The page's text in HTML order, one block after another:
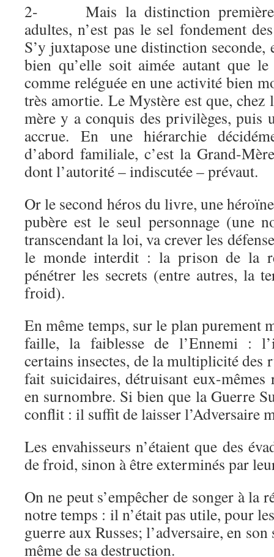
2- Mais la distinction première,
adultes, n’est pas le sel fondement
S’y juxtapose une distinction seconde,
bien qu’elle soit aimée autant que
comme reléguée en une activité bien
très amortie. Le Mystère est que, chez
mère y a conquis des privilèges, puis
accrue. En une hiérarchie
d’abord familiale, c’est la Grand-
dont l’autorité – indiscutée – prévaut.
Or le second héros du livre, une
pubère est le seul personnage (une
transcendant la loi, va crever les
le monde interdit : la prison de la
pénétrer les secrets (entre autres, la
froid).
En même temps, sur le plan purement
faille, la faiblesse de l’Ennemi :
certains insectes, de la multiplicité des
fait suicidaires, détruisant eux-mêmes
en surnombre. Si bien que la Guerre
conflit : il suffit de laisser l’Adversaire
Les envahisseurs n’étaient que des
de froid, sinon à être exterminés par
On ne peut s’empêcher de songer à la
notre temps : il n’était pas utile, pour
guerre aux Russes; l’adversaire, en
même de sa destruction.